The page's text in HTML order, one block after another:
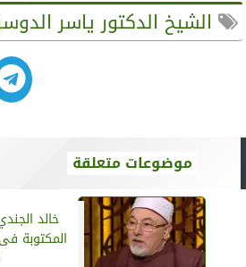
الشيخ الدكتور ياسر
موضوعات متعلقة
خالد
المكتوبة